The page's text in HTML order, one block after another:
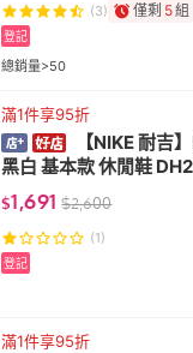
(3) 僅剩 5組
總銷量>50
登記
滿1件享95折
【NIKE 耐吉
黑白 基本款 休閒鞋
$1,691 $2,600
(1)
登記
滿1件享95折